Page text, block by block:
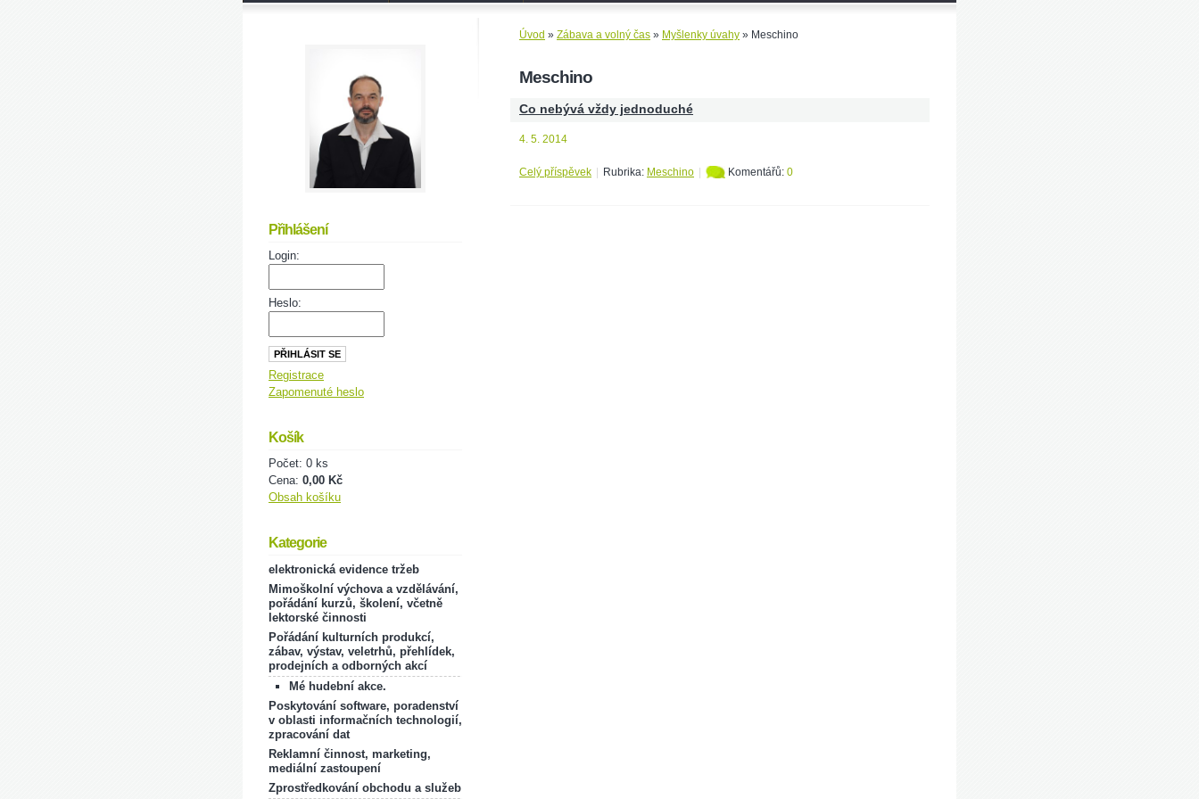
Úvod » Zábava a volný čas » Myšlenky úvahy » Meschino
Meschino
Co nebývá vždy jednoduché
4. 5. 2014
Celý příspěvek Rubrika: Meschino Komentářů: 0
Přihlášení
Login:
Heslo:
Registrace
Zapomenuté heslo
Košík
Počet: 0 ks
Cena: 0,00 Kč
Obsah košíku
Kategorie
elektronická evidence tržeb
Mimoškolní výchova a vzdělávání,
pořádání kurzů, školení, včetně
lektorské činnosti
Pořádání kulturních produkcí,
zábav, výstav, veletrhů, přehlídek,
prodejních a odborných akcí
Mé hudební akce.
Poskytování software, poradenství
v oblasti informačních technologií,
zpracování dat
Reklamní činnost, marketing,
mediální zastoupení
Zprostředkování obchodu a služeb